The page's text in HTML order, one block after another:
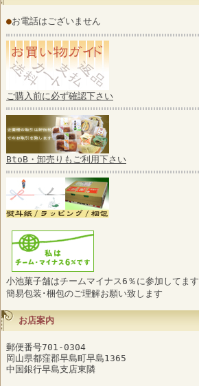
●お電話はございません
ご購入前に必ず確認下さい
BtoB・卸売りもご利用下さい
小池菓子舗はチームマイナス6％に参加してます
簡易包装･梱包のご理解お願い致します
お店案内
郵便番号701-0304
岡山県都窪郡早島町早島1365
中国銀行早島支店東隣